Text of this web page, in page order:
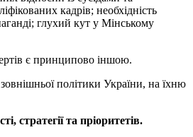
кадрів; необхідність
глухий кут у Мінському
є принципово іншою.
політики України, на їхню
стратегії та пріоритетів.